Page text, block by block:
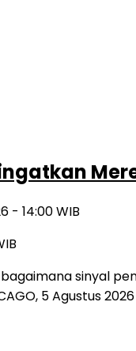
- 14:00 WIB
sinyal
5 Agustus